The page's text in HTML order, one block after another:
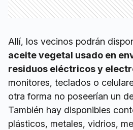
Allí, los vecinos podrán
aceite vegetal usado en
residuos eléctricos y
monitores, teclados o
otra forma no poseerían un
También hay disponibles
plásticos, metales, vidrios,